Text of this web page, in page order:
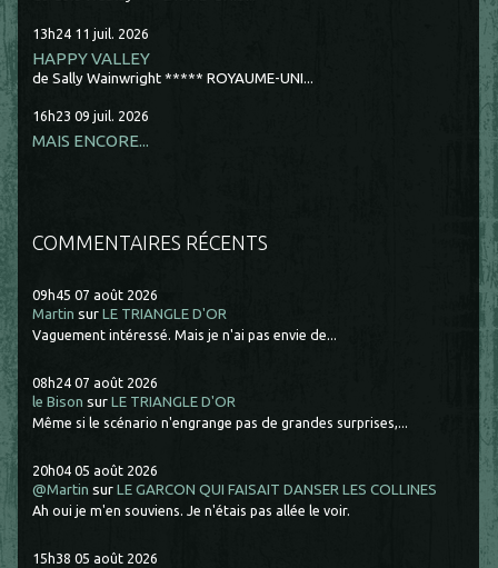
13h24 11 juil. 2026
HAPPY VALLEY
de Sally Wainwright ***** ROYAUME-UNI...
16h23 09 juil. 2026
MAIS ENCORE...
COMMENTAIRES RÉCENTS
09h45 07 août 2026
Martin surLE TRIANGLE D'OR
Vaguement intéressé. Mais je n'ai pas envie de...
08h24 07 août 2026
le Bison surLE TRIANGLE D'OR
Même si le scénario n'engrange pas de grandes surprises,...
20h04 05 août 2026
@Martin surLE GARCON QUI FAISAIT DANSER LES COLLINES
Ah oui je m'en souviens. Je n'étais pas allée le voir.
15h38 05 août 2026